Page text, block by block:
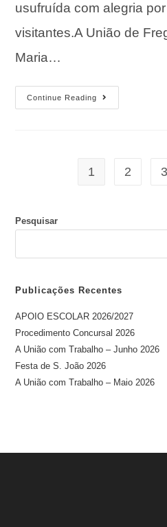
usufruída com alegria
visitantes.A União de
Maria…
Continue Reading
1 2 3
Pesquisar
Publicações Recentes
APOIO ESCOLAR 2026/2027
Procedimento Concursal 2026
A União com Trabalho – Junho 2026
Festa de S. João 2026
A União com Trabalho – Maio 2026